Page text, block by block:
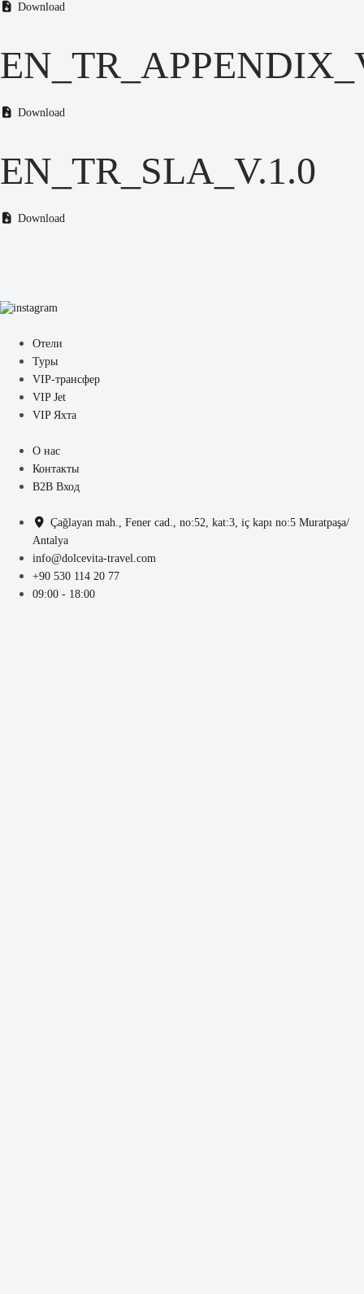
Download
Download
EN_TR_SLA_V.1.0
Download
Отели
Туры
VIP-трансфер
VIP Jet
VIP Яхта
О нас
Контакты
B2B Вход
Çağlayan mah., Fener cad., no:52, kat:3, iç kapı no:5 Muratpaşa/
Antalya
info@dolcevita-travel.com
+90 530 114 20 77
09:00 - 18:00